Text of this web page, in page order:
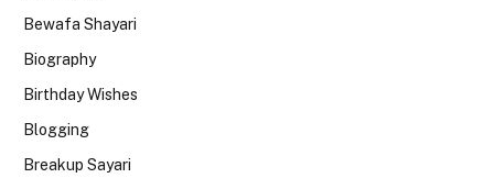
Bewafa Shayari
Biography
Birthday Wishes
Blogging
Breakup Sayari